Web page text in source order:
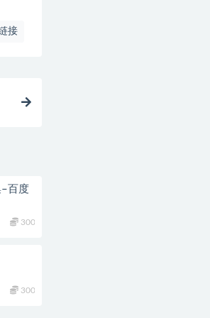
接
百度
300
300